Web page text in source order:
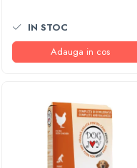
IN STOC
Adauga in cos